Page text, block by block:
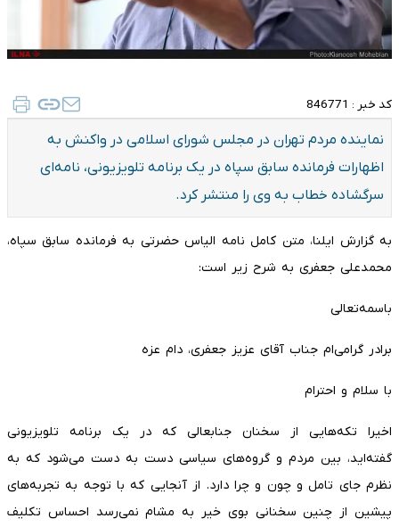
کد خبر : 846771
نماینده مردم تهران در مجلس شورای اسلامی در واکنش به
اظهارات فرمانده سابق سپاه در یک برنامه تلویزیونی، نامه‌ای
سرگشاده خطاب به وی را منتشر کرد.
به گزارش ایلنا، متن کامل نامه الیاس حضرتی به فرمانده سابق سپاه،
محمدعلی جعفری به شرح زیر است:
باسمه‌تعالی
برادر گرامی‌ام جناب آقای عزیز جعفری، دام عزه
با سلام و احترام
اخیرا تکه‌هایی از سخنان جنابعالی که در یک برنامه تلویزیونی
گفته‌اید، بین مردم و گروه‌های سیاسی دست به دست می‌شود که به
نظرم جای تامل و چون و چرا دارد. از آنجایی که با توجه به تجربه‌های
پیشین از چنین سخنانی بوی خیر به مشام نمی‌رسد احساس تکلیف